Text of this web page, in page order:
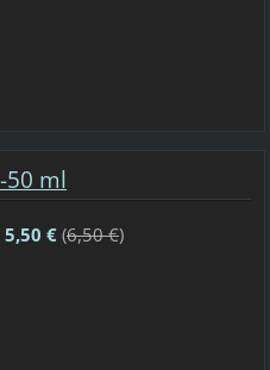
50 ml
5,50 €(6,50 €)